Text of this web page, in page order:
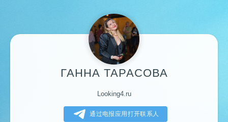
ГАННА ТАРАСОВА
Looking4.ru
通过电报应用打开联系人